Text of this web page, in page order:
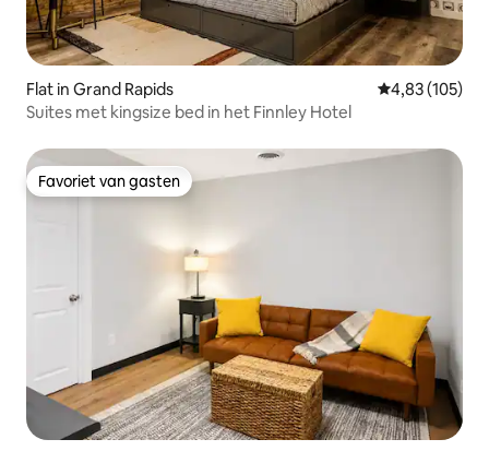
Flat in Grand Rapids Gemiddelde
4,83 (105)
Suites met kingsize bed in het Finnley Hotel
Favoriet van gasten
Favoriet van gasten